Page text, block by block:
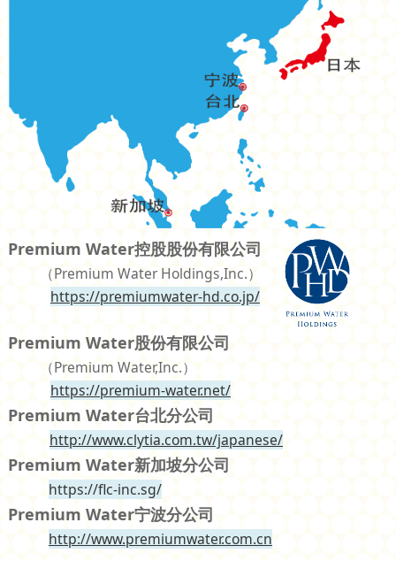
Premium Water控股股份有限公司
（Premium Water Holdings,Inc.）
https://premiumwater-hd.co.jp/
Premium Water股份有限公司
（Premium Water,Inc.）
https://premium-water.net/
Premium Water台北分公司
http://www.clytia.com.tw/japanese/
Premium Water新加坡分公司
https://flc-inc.sg/
Premium Water宁波分公司
http://www.premiumwater.com.cn